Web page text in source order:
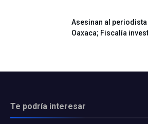
Asesinan al periodista
Oaxaca; Fiscalía
Te podría interesar